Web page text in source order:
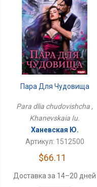
Пара Для Чудовища
Para dlia chudovishcha ,
Khanevskaia Iu.
Ханевская Ю.
Артикул: 1512500
$66.11
Доставка за 14–20 дней